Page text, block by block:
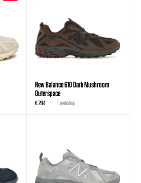
New Balance 610 Dark Mushroom
Outerspace
€ 204 1 webshop